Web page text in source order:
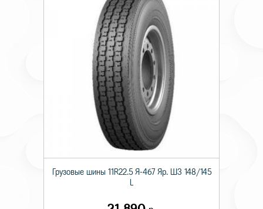
Грузовые шины 11R22.5 Я-467 Яр. ШЗ 148/145
L